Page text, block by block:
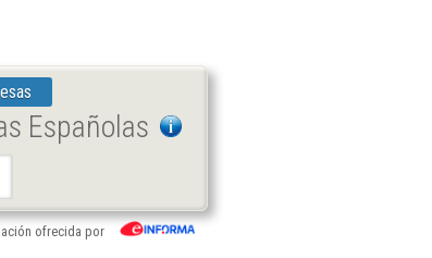
Españolas
ofrecida por